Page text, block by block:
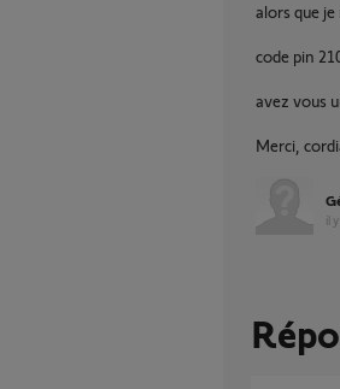
alors que
code pin
avez vous
Merci,
il